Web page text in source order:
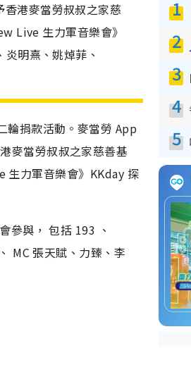
港麥當勞叔叔之家慈
Live 生力軍音樂會》
明熹、姚焯菲、
輪捐款活動。麥當勞 App
麥當勞叔叔之家慈善基
生力軍音樂會》KKday 探
參與， 包括 193 、
MC 張天賦、力臻、李
1
2
3
4
5